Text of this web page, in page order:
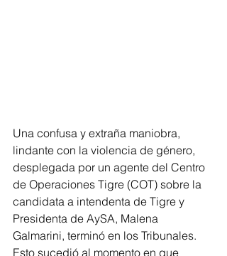
Una confusa y extraña maniobra,
lindante con la violencia de género,
desplegada por un agente del Centro
de Operaciones Tigre (COT) sobre la
candidata a intendenta de Tigre y
Presidenta de AySA, Malena
Galmarini, terminó en los Tribunales.
Esto sucedió al momento en que